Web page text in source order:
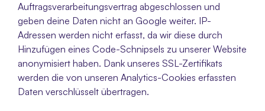
Auftragsverarbeitungsvertrag abgeschlossen und
geben deine Daten nicht an Google weiter. IP-
Adressen werden nicht erfasst, da wir diese durch
Hinzufügen eines Code-Schnipsels zu unserer Website
anonymisiert haben. Dank unseres SSL-Zertifikats
werden die von unseren Analytics-Cookies erfassten
Daten verschlüsselt übertragen.